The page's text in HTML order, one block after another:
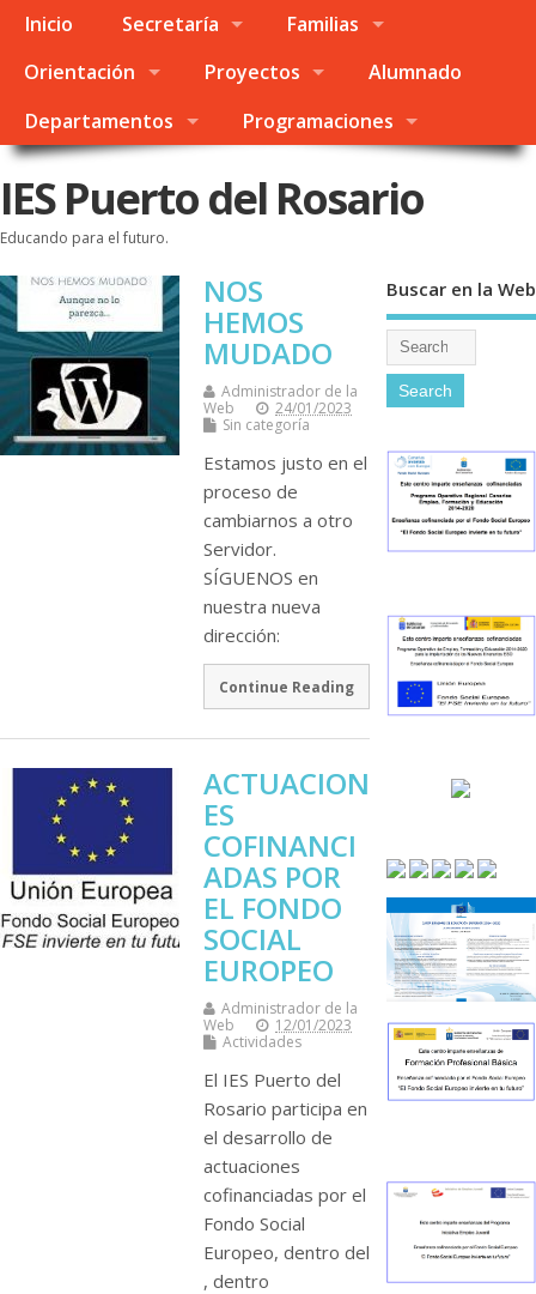
Inicio Secretaría
Familias
Orientación
Proyectos
Alumnado
Departamentos
Programaciones
IES Puerto del Rosario
Educando para el futuro.
NOS
HEMOS
MUDADO
Administrador de la
Web
24/01/2023
Sin categoría
Estamos justo en el
proceso de
cambiarnos a otro
Servidor.
SÍGUENOS en
nuestra nueva
dirección:
Continue Reading
ACTUACION
ES
COFINANCI
ADAS POR
EL FONDO
SOCIAL
EUROPEO
Administrador de la
Web
12/01/2023
Actividades
El IES Puerto del
Rosario participa en
el desarrollo de
actuaciones
cofinanciadas por el
Fondo Social
Europeo, dentro del
, dentro
Buscar en la Web